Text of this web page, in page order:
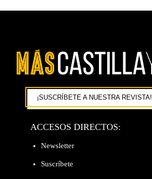
¡SUSCRÍBETE A NUESTRA REVISTA!
ACCESOS DIRECTOS:
Newsletter
Suscríbete